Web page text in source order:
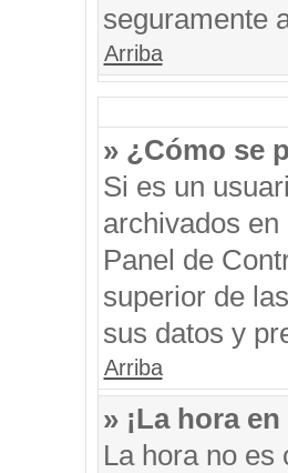
seguramente
Arriba
» ¿Cómo se
Si es un
archivados
Panel de
superior de
sus datos y
Arriba
» ¡La hora
La hora no es